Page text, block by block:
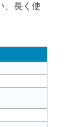
、長く使